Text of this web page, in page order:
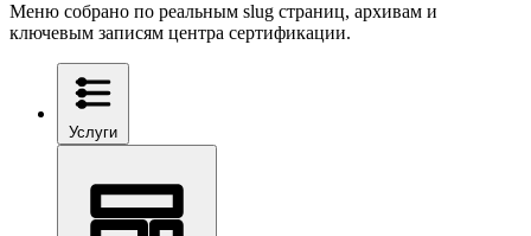
Меню собрано по реальным slug страниц, архивам и
ключевым записям центра сертификации.
Услуги